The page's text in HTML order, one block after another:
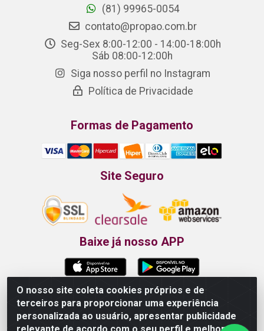
O nosso site coleta cookies próprios e de
terceiros para proporcionar uma experiência
personalizada ao usuário, apresentar publicidade
(81) 99965-0054
contato@propao.com.br
Seg-Sex 8:00-12:00 - 14:00-18:00h
Sáb 08:00-12:00h
Siga nosso perfil no Instagram
Política de Privacidade
Formas de Pagamento
Site Seguro
Baixe já nosso APP
Propão - Rua Armando da Fonte, 91 - Maurício de Nassau -
Caruaru/PE - CEP 55012-025 - CNPJ 24.407.389/0001-52